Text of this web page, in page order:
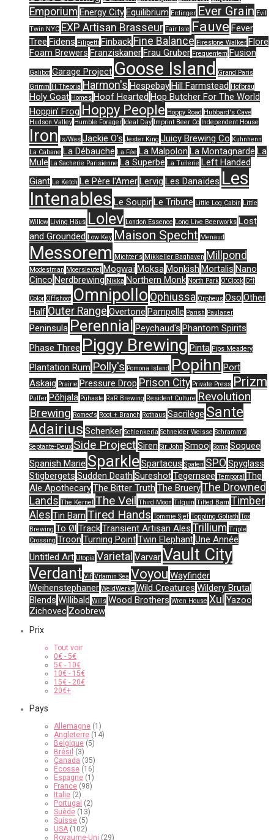
Emporium Energy CityEquilibrium Erdinger Ever Grain Evil
Twin NYC EXP Artisan Brasseur Fair Isle Fauve Fever
Tree Fidens Filipetti Finback Fine Balance Firestone Walker Flore
Foam Brewers FranziskanerFrau Gruber Frequentem Fusion
Galibot Garage Project Goose Island
Grand Paris
Grimm H.Theoria Harmon's HespebayHill Farmstead Hofbräu
Holy Goat Homes Hoof Hearted Hop Butcher For The World
Hoppin' Frog Hoppy People Hoppy Road Hubbard's Cave
Hudson Valley Humble Forager Ideal Day Imprint Beer Co Independent House
Iron Is/Was Jackie O's Jester King Juicy Brewing Co Kuhnhenn
La Cabane La Débauche La Fée La Malpolon La Montagnarde La
Mule La Sacherie Parisienne La Superbe La Tuilerie Left Handed
Giant Le Ketch Le Père l'AmerLervig Les Danaïdes Les
Intenables Le SoupirLe Tribute Little Log Cabin Little
Willow Living Häus Lolev London Essence Long Live Beerworks Lost
and Grounded Low Key Maison Specht Menaud
Messorem Michter's Mikkeller Baghaven Millpond
Modestman Moersleutel MogwaïMoksaMonkish Mortalis Nano
Cinco Nerdbrewing Nikka Northern Monk North Park O'Clock Off
Color Offshoot Omnipollo Ophiussa Orpheus Oso Other
Half Outer Range Overtone Pampelle Parish Paulaner
Peninsula Perennial Peychaud's Phantom Spirits
Phase Three Piggy Brewing Pinta Pips Meadery
Plantation Rum Polly's Pomona Island Popihn Port
Askaig Prairie Pressure Drop Prison City Private Press Prizm
Pulfer Põhjala Pühaste RaR Brewing Resident Culture Revolution
Brewing Romeo's Root + Branch Rothaus Sacrilège Sante
Adairius Schenker Schlenkerla Schneider Weisse Schramm's
Septante-Deux Side ProjectSiren Sir John Smooj Soma Soquee
Spanish Marie SparkleSpartacus Spaten SPO Spyglass
Stigbergets Sudden Death SureshotTegernsee Temporal The
Ale ApothecaryThe Bitter Truth The BrueryThe Drowned
Lands The Kernel The Veil Third Moon Tilquin Tilted Barn Timber
Ales Tin Barn Tired Hands Tommie Sjef Toppling Goliath Tox
Brewing To Øl TrackTransient Artisan Ales Trillium Triple
Crossing Troon Turning PointTwin ElephantUne Année
Untitled Art Utopia Varietal VarvarVault City
Verdant Vif Vitamin Sea Voyou Wayfinder
Weihenstephaner WeldWerks Wild Creatures Wildery Brutal
Blends Willibald Wills Wood Brothers Wren House Xul Yazoo
Zichovec Zoobrew
Prix
Tout voir
0€ - 5€
5€ - 10€
10€ - 15€
15€ - 20€
20€+
Pays
Allemagne (1)
Angleterre (14)
Belgique (5)
Brésil (3)
Canada (35)
Écosse (16)
Espagne (1)
France (98)
Italie (2)
Portugal (2)
Suède (13)
Suisse (5)
USA (102)
Royaume-Uni (29)